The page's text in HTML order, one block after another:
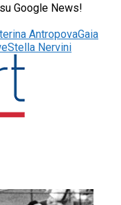
Google News!
AntropovaGaia
Stella Nervini